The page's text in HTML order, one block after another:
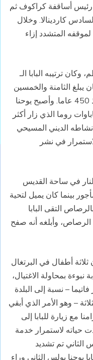
، وفي العام 1964 أصبح رئيس أساقفة كراكوف ثم
بولس السادس كاردينالا. وخلال
المتشدد إزاء
حبراً اعظم، وكان ترتيبه البابا الـ
يبلغ الثامنة والخمسين
من عمره. وكان أول بابا غير إيطالي منذ 450 عاما. وأصبح يوحنا
روما الذي زار أكثر
الديني المسيحي
في نشر
لإطلاق النار في ساحة القديس
كان يميل لتحية
التقى البابا
وأبلغه أنه صفح
عن أن ثلاثة أطفال في البرتغال
كانت بمثابة نبوءة بمحاولة الاغتيال،
– نسبة إلى البلدة
– وهو الأمر الذي أبقي
مع زيارة للبابا إلى
حياته لاستمرار خدمة
الثاني تم تشديد
يوحنا بولس الثاني وراء